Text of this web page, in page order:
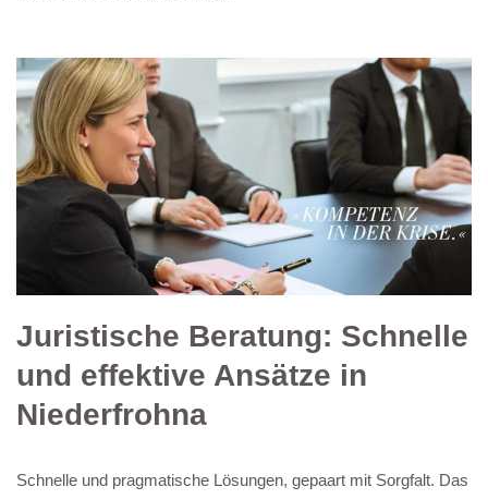
Juristische Beratung: Schnelle
und effektive Ansätze in
Niederfrohna
Schnelle und pragmatische Lösungen, gepaart mit Sorgfalt. Das